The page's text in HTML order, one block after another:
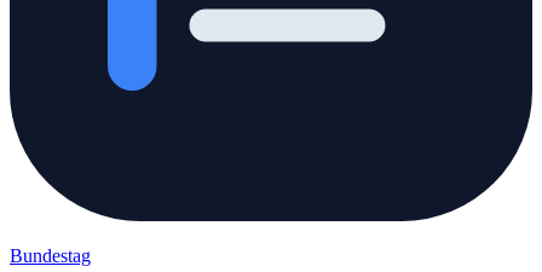
Bundestag